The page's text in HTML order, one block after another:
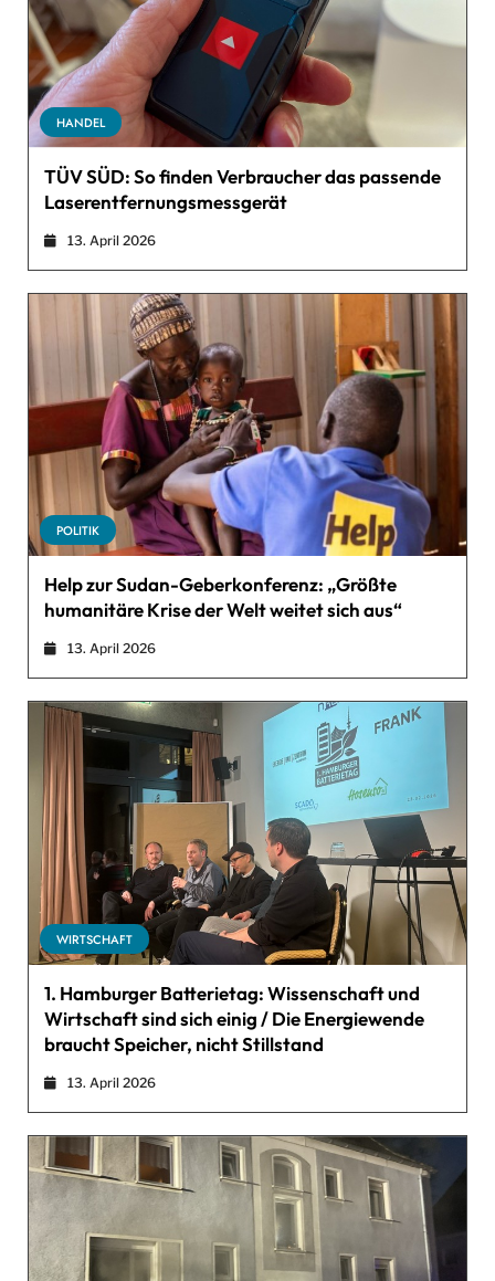
HANDEL
TÜV SÜD: So finden Verbraucher das passende
Laserentfernungsmessgerät
13. April 2026
POLITIK
Help zur Sudan-Geberkonferenz: „Größte
humanitäre Krise der Welt weitet sich aus“
13. April 2026
WIRTSCHAFT
1. Hamburger Batterietag: Wissenschaft und
Wirtschaft sind sich einig / Die Energiewende
braucht Speicher, nicht Stillstand
13. April 2026